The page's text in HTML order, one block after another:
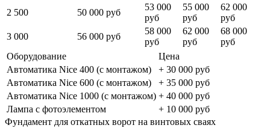
2 500
50 000 руб
53 000
руб
55 000
руб
62 000
руб
3 000
56 000 руб
58 000
руб
62 000
руб
68 000
руб
Оборудование
Цена
Автоматика Nice 400 (с монтажом)
+ 30 000 руб
Автоматика Nice 600 (с монтажом)
+ 35 000 руб
Автоматика Nice 1000 (с монтажом) + 40 000 руб
Лампа с фотоэлементом
+ 10 000 руб
Фундамент для откатных ворот на винтовых сваях